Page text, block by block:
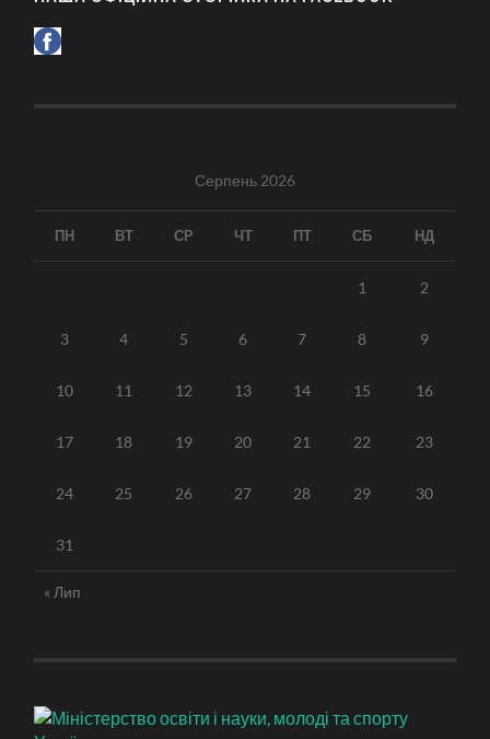
Серпень 2026
ПН ВТ СР ЧТ ПТ СБ НД
1 2
3 4 5 6 7 8 9
10 11 12 13 14 15 16
17 18 19 20 21 22 23
24 25 26 27 28 29 30
31
« Лип